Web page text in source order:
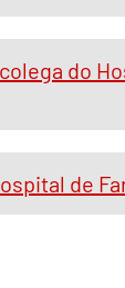
do
de